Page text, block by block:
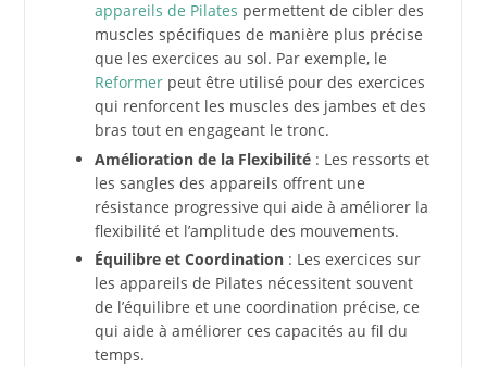
appareils de Pilates permettent de cibler des
muscles spécifiques de manière plus précise
que les exercices au sol. Par exemple, le
Reformerpeut être utilisé pour des exercices
qui renforcent les muscles des jambes et des
bras tout en engageant le tronc.
Amélioration de la Flexibilité: Les ressorts et
les sangles des appareils offrent une
résistance progressive qui aide à améliorer la
flexibilité et l’amplitude des mouvements.
Équilibre et Coordination: Les exercices sur
les appareils de Pilates nécessitent souvent
de l’équilibre et une coordination précise, ce
qui aide à améliorer ces capacités au fil du
temps.